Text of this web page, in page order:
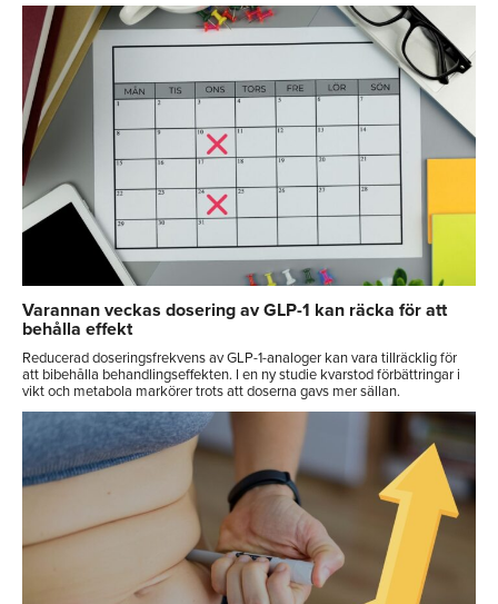
Varannan veckas dosering av GLP-1 kan räcka för att
behålla effekt
Reducerad doseringsfrekvens av GLP-1-analoger kan vara tillräcklig för
att bibehålla behandlingseffekten. I en ny studie kvarstod förbättringar i
vikt och metabola markörer trots att doserna gavs mer sällan.